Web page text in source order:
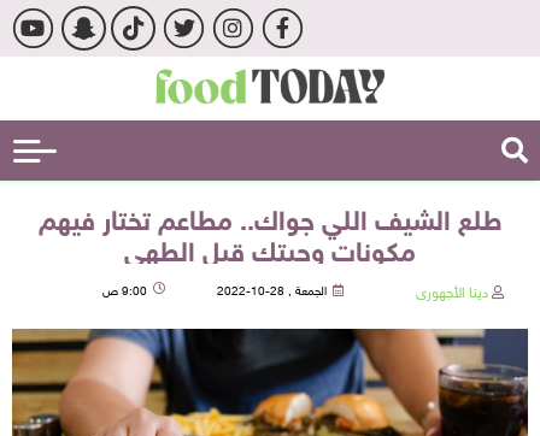
طلع الشيف اللي جواك.. مطاعم تختار فيهم
مكونات وجبتك قبل الطهي
دينا الأجهورى الجمعة , 28-10-2022 9:00 ص